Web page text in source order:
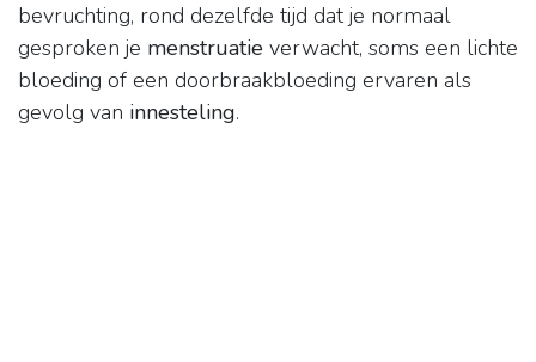
bevruchting, rond dezelfde tijd dat je normaal
gesproken je menstruatie verwacht, soms een lichte
bloeding of een doorbraakbloeding ervaren als
gevolg van innesteling.